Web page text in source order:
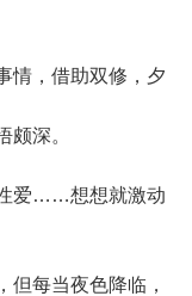
，借助双修，夕
颇深。
爱……想想就激动
每当夜色降临，